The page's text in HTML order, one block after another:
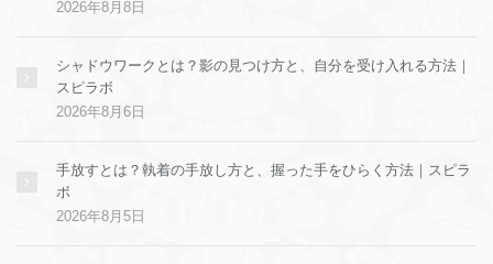
2026年8月8日
シャドウワークとは？影の見つけ方と、自分を受け入れる方法｜
スピラボ
2026年8月6日
手放すとは？執着の手放し方と、握った手をひらく方法｜スピラ
ボ
2026年8月5日